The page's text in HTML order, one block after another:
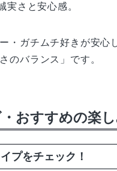
実さと安心感。
・ガチムチ好きが安心
のバランス」です。
おすすめの楽
プをチェック！